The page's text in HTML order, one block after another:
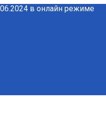
в онлайн режиме